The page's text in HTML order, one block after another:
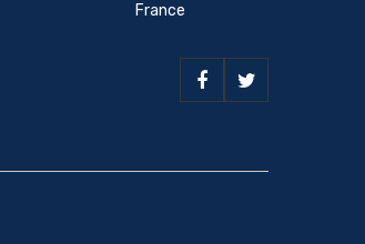
France